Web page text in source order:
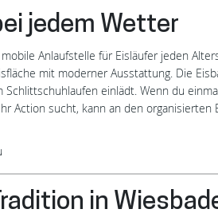
jedem Wetter
Anlaufstelle für Eisläufer jeden
mit moderner Ausstattung. Die
einlädt. Wenn du
Action sucht, kann an den organisierten
in